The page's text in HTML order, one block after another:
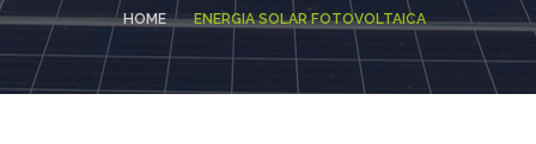
HOME ENERGIA SOLAR FOTOVOLTAICA